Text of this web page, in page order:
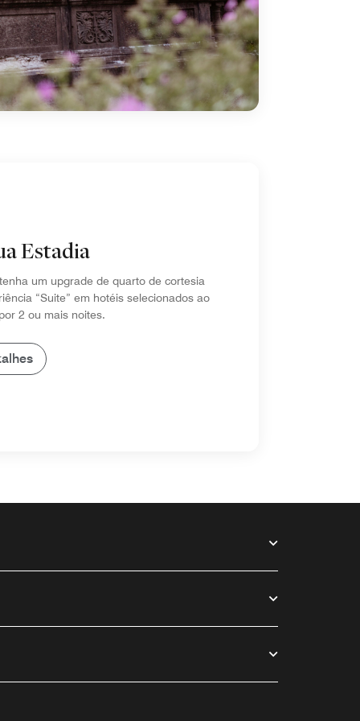
Estadia
um upgrade de quarto de cortesia
“Suite” em hotéis selecionados ao
2 ou mais noites.